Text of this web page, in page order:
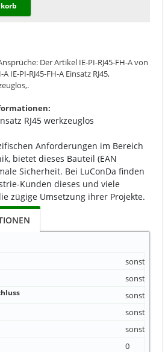
Der Artikel IE-PI-RJ45-FH-A von
IE-PI-RJ45-FH-A Einsatz RJ45,
RJ45 werkzeuglos
Anforderungen im Bereich
bietet dieses Bauteil (EAN
Sicherheit. Bei LuConDa finden
Kunden dieses und viele
zügige Umsetzung ihrer Projekte.
sonstige
sonstige
sonstige
sonstige
sonstige
0